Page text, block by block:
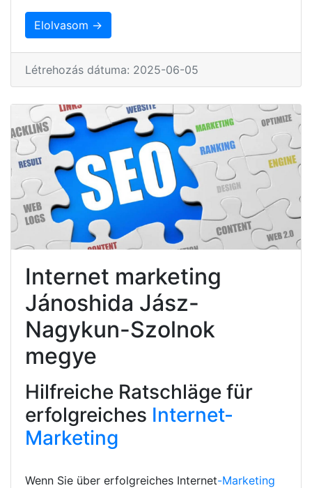
Elolvasom →
Létrehozás dátuma: 2025-06-05
Internet marketing
Jánoshida Jász-
Nagykun-Szolnok
megye
Hilfreiche Ratschläge für
erfolgreiches Internet-
Marketing
Wenn Sie über erfolgreiches Internet-Marketing